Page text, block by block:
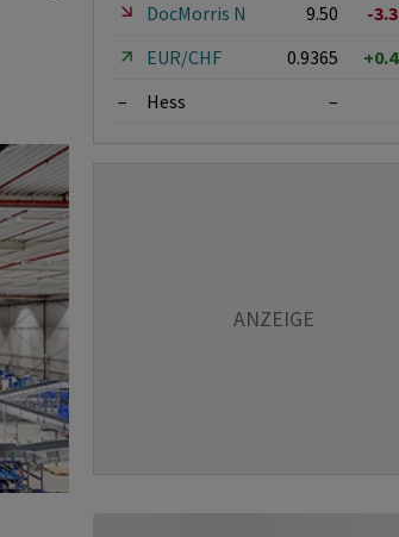
DocMorris N
9.50
-
EUR/CHF
0.9365
–
Hess –